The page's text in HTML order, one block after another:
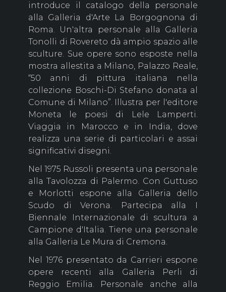
introduce il catalogo della personale
alla Galleria d'Arte La Borgognona di
Roma. Un'altra personale alla Galleria
Tonolli di Rovereto dà ampio spazio alle
sculture. Sue opere sono esposte nella
mostra allestita a Milano, Palazzo Reale,
“50 anni di pittura italiana nella
collezione Boschi-Di Stefano donata al
Comune di Milano”. Illustra per l'editore
Moneta le poesi di Lele Lamperti.
Viaggia in Marocco e in India, dove
realizza una serie di particolari e assai
significativi disegni.
Nel 1975 Russoli presenta una personale
alla Tavolozza di Palermo. Con Guttuso
e Morlotti espone alla Galleria dello
Scudo di Verona. Partecipa alla I
Biennale Internazionale di scultura a
Campione d'Italia. Tiene una personale
alla Galleria Le Mura di Cremona.
Nel 1976 presentato da Carrieri espone
opere recenti alla Galleria Perli di
Reggio Emilia. Personale anche alla